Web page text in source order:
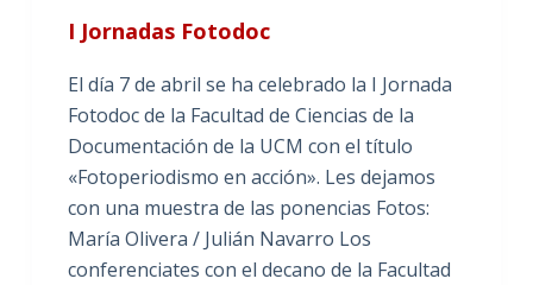
I Jornadas Fotodoc
El día 7 de abril se ha celebrado la I Jornada
Fotodoc de la Facultad de Ciencias de la
Documentación de la UCM con el título
«Fotoperiodismo en acción». Les dejamos
con una muestra de las ponencias Fotos:
María Olivera / Julián Navarro Los
conferenciates con el decano de la Facultad